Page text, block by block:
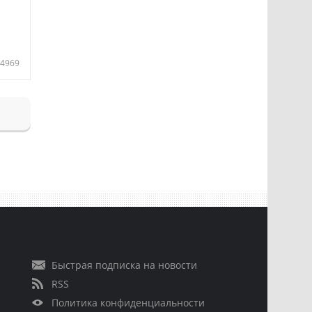
4969
Быстрая подписка на новости
RSS
Политика конфиденциальности